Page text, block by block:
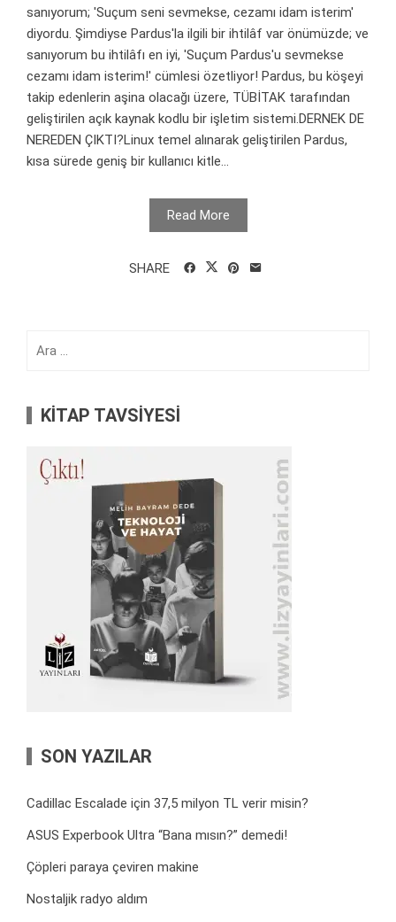
sanıyorum; 'Suçum seni sevmekse, cezamı idam isterim'
diyordu. Şimdiyse Pardus'la ilgili bir ihtilâf var önümüzde; ve
sanıyorum bu ihtilâfı en iyi, 'Suçum Pardus'u sevmekse
cezamı idam isterim!' cümlesi özetliyor! Pardus, bu köşeyi
takip edenlerin aşina olacağı üzere, TÜBİTAK tarafından
geliştirilen açık kaynak kodlu bir işletim sistemi.DERNEK DE
NEREDEN ÇIKTI?Linux temel alınarak geliştirilen Pardus,
kısa sürede geniş bir kullanıcı kitle...
Read More
SHARE
KİTAP TAVSİYESİ
SON YAZILAR
Cadillac Escalade için 37,5 milyon TL verir misin?
ASUS Experbook Ultra “Bana mısın?” demedi!
Çöpleri paraya çeviren makine
Nostaljik radyo aldım